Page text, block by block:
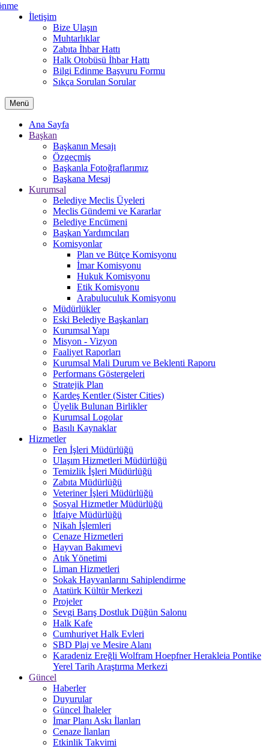
İletişim
Bize Ulaşın
Muhtarlıklar
Zabıta İhbar Hattı
Halk Otobüsü İhbar Hattı
Bilgi Edinme Başvuru Formu
Sıkça Sorulan Sorular
Menü
Ana Sayfa
Başkan
Başkanın Mesajı
Özgeçmiş
Başkanla Fotoğraflarımız
Başkana Mesaj
Kurumsal
Belediye Meclis Üyeleri
Meclis Gündemi ve Kararlar
Belediye Encümeni
Başkan Yardımcıları
Komisyonlar
Plan ve Bütçe Komisyonu
İmar Komisyonu
Hukuk Komisyonu
Etik Komisyonu
Arabuluculuk Komisyonu
Müdürlükler
Eski Belediye Başkanları
Kurumsal Yapı
Misyon - Vizyon
Faaliyet Raporları
Kurumsal Mali Durum ve Beklenti Raporu
Performans Göstergeleri
Stratejik Plan
Kardeş Kentler (Sister Cities)
Üyelik Bulunan Birlikler
Kurumsal Logolar
Basılı Kaynaklar
Hizmetler
Fen İşleri Müdürlüğü
Ulaşım Hizmetleri Müdürlüğü
Temizlik İşleri Müdürlüğü
Zabıta Müdürlüğü
Veteriner İşleri Müdürlüğü
Sosyal Hizmetler Müdürlüğü
İtfaiye Müdürlüğü
Nikah İşlemleri
Cenaze Hizmetleri
Hayvan Bakımevi
Atık Yönetimi
Liman Hizmetleri
Sokak Hayvanlarını Sahiplendirme
Atatürk Kültür Merkezi
Projeler
Sevgi Barış Dostluk Düğün Salonu
Halk Kafe
Cumhuriyet Halk Evleri
SBD Plaj ve Mesire Alanı
Karadeniz Ereğli Wolfram Hoepfner Herakleia Pontike
Yerel Tarih Araştırma Merkezi
Güncel
Haberler
Duyurular
Güncel İhaleler
İmar Planı Askı İlanları
Cenaze İlanları
Etkinlik Takvimi